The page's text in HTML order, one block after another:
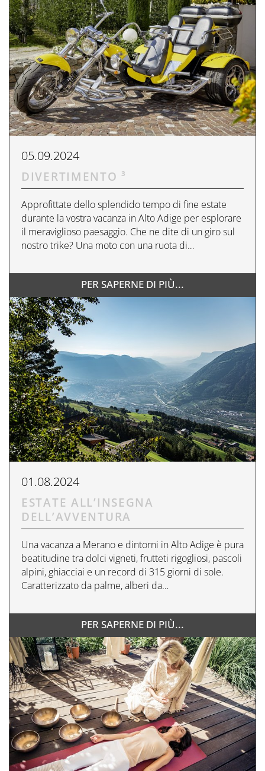
Preferred Hotels & Resorts
Spa & Retreats X2
Wellness Experts
The Pools
Sauna Tower
Terme
News Blog
Escursioni & esperienze
Last Minute
Winter Romantic
Contatti
Prospetti
Informazioni Utili
Prenota ora
CONTATTI
Contattateci
05.09.2024
DIVERTIMENTO ³
Approfittate dello splendido tempo di fine estate
durante la vostra vacanza in Alto Adige per esplorare
il meraviglioso paesaggio. Che ne dite di un giro sul
nostro trike? Una moto con una ruota di…
PER SAPERNE DI PIÙ...
01.08.2024
ESTATE ALL’INSEGNA
DELL’AVVENTURA
Una vacanza a Merano e dintorni in Alto Adige è pura
beatitudine tra dolci vigneti, frutteti rigogliosi, pascoli
alpini, ghiacciai e un record di 315 giorni di sole.
Caratterizzato da palme, alberi da…
PER SAPERNE DI PIÙ...